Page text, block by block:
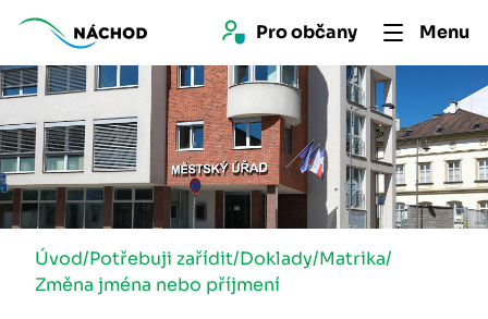
Pro občany Menu
Úvod/Potřebuji zařídit/Doklady/Matrika/
Změna jména nebo příjmení